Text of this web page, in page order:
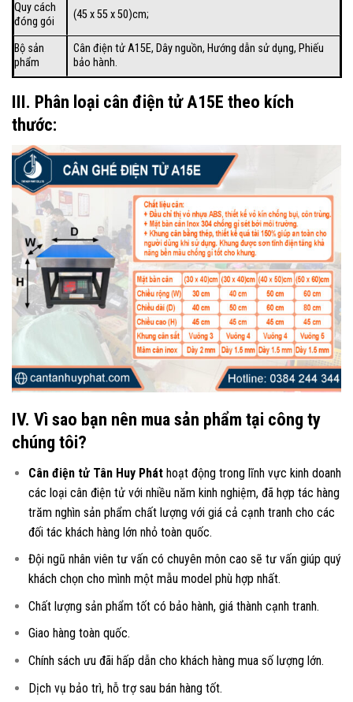
Quy cách
đóng gói
(45 x 55 x 50)cm;
Bộ sản
phẩm
Cân điện tử A15E, Dây nguồn, Hướng dẫn sử dụng, Phiếu
bảo hành.
III. Phân loại cân điện tử A15E theo kích
thước:
IV. Vì sao bạn nên mua sản phẩm tại công ty
chúng tôi?
Cân điện tử Tân Huy Pháthoạt động trong lĩnh vực kinh doanh
các loại cân điện tửvới nhiều năm kinh nghiệm, đã hợp tác hàng
trăm nghìn sản phẩm chất lượng với giá cả cạnh tranh cho các
đối tác khách hàng lớn nhỏ toàn quốc.
Đội ngũ nhân viên tư vấn có chuyên môn cao sẽ tư vấn giúp quý
khách chọn cho mình một mẫu model phù hợp nhất.
Chất lượng sản phẩm tốt có bảo hành, giá thành cạnh tranh.
Giao hàng toàn quốc.
Chính sách ưu đãi hấp dẫn cho khách hàng mua số lượng lớn.
Dịch vụ bảo trì, hỗ trợ sau bán hàng tốt.